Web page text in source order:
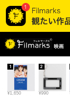
映画
¥1,650
1
¥990
2